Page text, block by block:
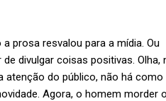
prosa resvalou para a mídia. Ou
divulgar coisas positivas. Olha,
do público, não há como
Agora, o homem morder